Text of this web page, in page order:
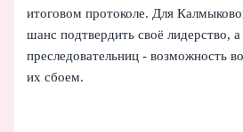
итоговом протоколе. Для
шанс подтвердить своё лидерство, а
преследовательниц - возможность
их сбоем.